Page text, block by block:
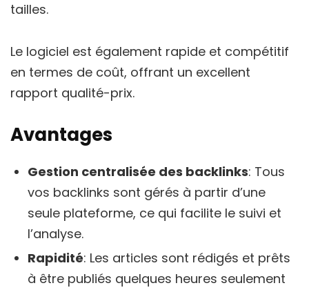
tailles.
Le logiciel est également rapide et compétitif
en termes de coût, offrant un excellent
rapport qualité-prix.
Avantages
Gestion centralisée des backlinks: Tous
vos backlinks sont gérés à partir d’une
seule plateforme, ce qui facilite le suivi et
l’analyse.
Rapidité: Les articles sont rédigés et prêts
à être publiés quelques heures seulement